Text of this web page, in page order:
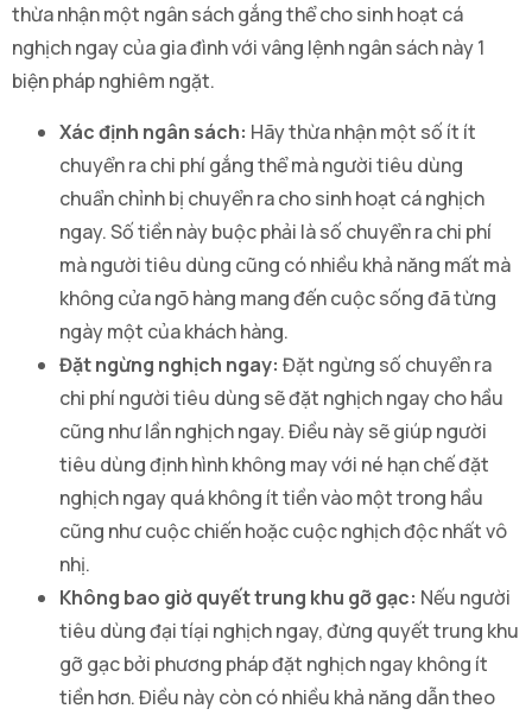
thừa nhận một ngân sách gắng thể cho sinh hoạt cá
nghịch ngay của gia đình với vâng lệnh ngân sách này 1
biện pháp nghiêm ngặt.
Xác định ngân sách: Hãy thừa nhận một số ít ít
chuyển ra chi phí gắng thể mà người tiêu dùng
chuẩn chỉnh bị chuyển ra cho sinh hoạt cá nghịch
ngay. Số tiền này buộc phải là số chuyển ra chi phí
mà người tiêu dùng cũng có nhiều khả năng mất mà
không cửa ngõ hàng mang đến cuộc sống đã từng
ngày một của khách hàng.
Đặt ngừng nghịch ngay: Đặt ngừng số chuyển ra
chi phí người tiêu dùng sẽ đặt nghịch ngay cho hầu
cũng như lần nghịch ngay. Điều này sẽ giúp người
tiêu dùng định hình không may với né hạn chế đặt
nghịch ngay quá không ít tiền vào một trong hầu
cũng như cuộc chiến hoặc cuộc nghịch độc nhất vô
nhị.
Không bao giờ quyết trung khu gỡ gạc: Nếu người
tiêu dùng đại tíại nghịch ngay, đừng quyết trung khu
gỡ gạc bởi phương pháp đặt nghịch ngay không ít
tiền hơn. Điều này còn có nhiều khả năng dẫn theo